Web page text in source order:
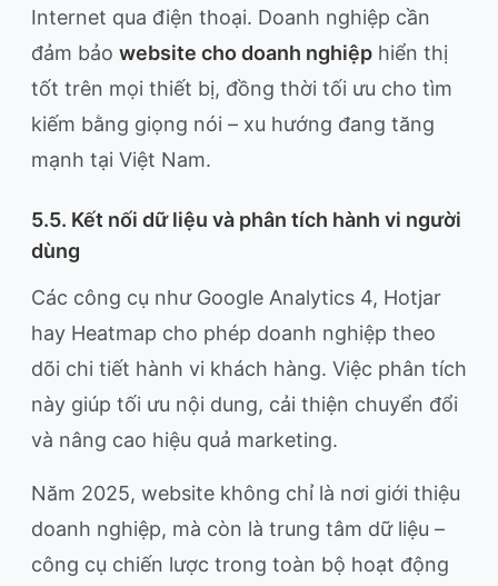
Internet qua điện thoại. Doanh nghiệp cần
đảm bảo website cho doanh nghiệp hiển thị
tốt trên mọi thiết bị, đồng thời tối ưu cho tìm
kiếm bằng giọng nói – xu hướng đang tăng
mạnh tại Việt Nam.
5.5. Kết nối dữ liệu và phân tích hành vi người
dùng
Các công cụ như Google Analytics 4, Hotjar
hay Heatmap cho phép doanh nghiệp theo
dõi chi tiết hành vi khách hàng. Việc phân tích
này giúp tối ưu nội dung, cải thiện chuyển đổi
và nâng cao hiệu quả marketing.
Năm 2025, website không chỉ là nơi giới thiệu
doanh nghiệp, mà còn là trung tâm dữ liệu –
công cụ chiến lược trong toàn bộ hoạt động